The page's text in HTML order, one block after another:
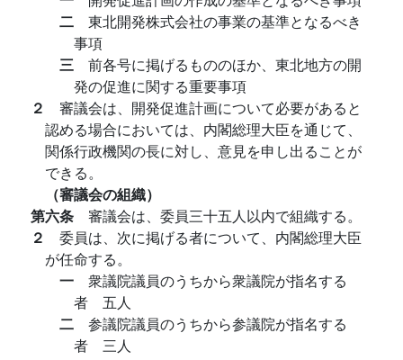
二 東北開発株式会社の事業の基準となるべき
事項
三 前各号に掲げるもののほか、東北地方の開
発の促進に関する重要事項
２ 審議会は、開発促進計画について必要があると
認める場合においては、内閣総理大臣を通じて、
関係行政機関の長に対し、意見を申し出ることが
できる。
（審議会の組織）
第六条 審議会は、委員三十五人以内で組織する。
２ 委員は、次に掲げる者について、内閣総理大臣
が任命する。
一 衆議院議員のうちから衆議院が指名する
者 五人
二 参議院議員のうちから参議院が指名する
者 三人